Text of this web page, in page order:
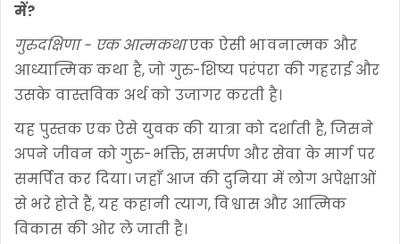
में?
गुरुदक्षिणा - एक आत्मकथाएक ऐसी भावनात्मक और
आध्यात्मिक कथा है, जो गुरु-शिष्य परंपरा की गहराई और
उसके वास्तविक अर्थ को उजागर करती है।
यह पुस्तक एक ऐसे युवक की यात्रा को दर्शाती है, जिसने
अपने जीवन को गुरु-भक्ति, समर्पण और सेवा के मार्ग पर
समर्पित कर दिया। जहाँ आज की दुनिया में लोग अपेक्षाओं
से भरे होते हैं, यह कहानी त्याग, विश्वास और आत्मिक
विकास की ओर ले जाती है।